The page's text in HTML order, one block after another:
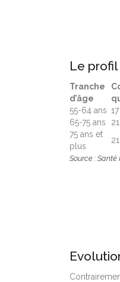
Le
Tranche
d’âge
55-64 ans 17
65-75 ans
21
75 ans et
plus
21
Source :